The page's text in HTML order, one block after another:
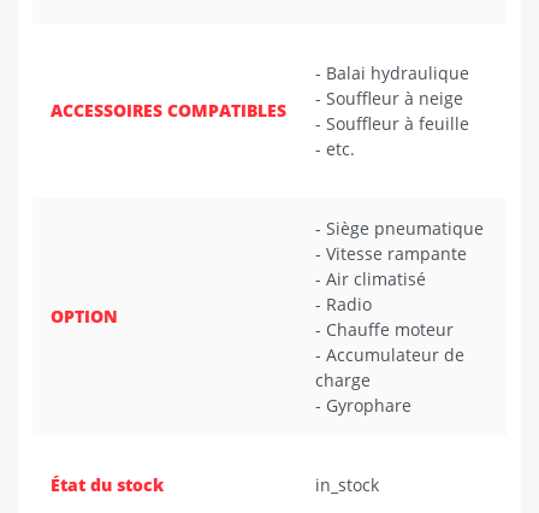
ACCESSOIRES COMPATIBLES
- Balai hydraulique
- Souffleur à neige
- Souffleur à feuille
- etc.
OPTION
- Siège pneumatique
- Vitesse rampante
- Air climatisé
- Radio
- Chauffe moteur
- Accumulateur de
charge
- Gyrophare
État du stock in_stock